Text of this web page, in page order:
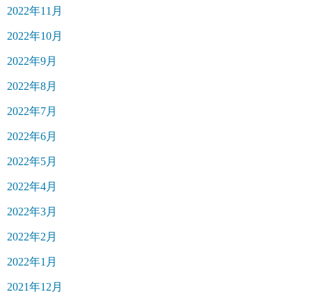
2022年11月
2022年10月
2022年9月
2022年8月
2022年7月
2022年6月
2022年5月
2022年4月
2022年3月
2022年2月
2022年1月
2021年12月